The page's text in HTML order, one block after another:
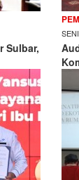
Sulbar,